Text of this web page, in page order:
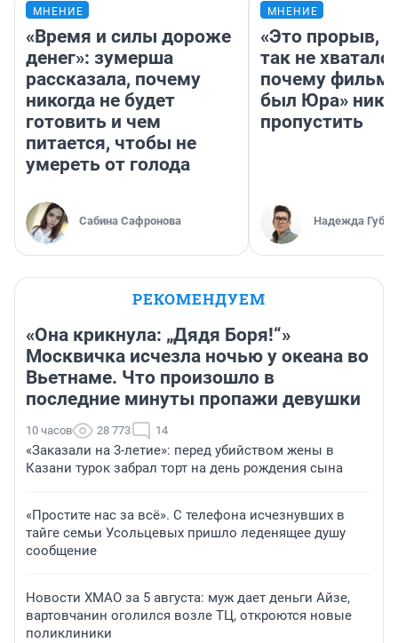
МНЕНИЕ
«Время и силы дороже
денег»: зумерша
рассказала, почему
никогда не будет
готовить и чем
питается, чтобы не
умереть от голода
Сабина Сафронова
МНЕНИЕ
«Это прорыв,
так не
почему фильм
был Юра»
пропустить
Надежда
РЕКОМЕНДУЕМ
«Она крикнула: „Дядя Боря!“»
Москвичка исчезла ночью у океана во
Вьетнаме. Что произошло в
последние минуты пропажи девушки
10 часов 28 773 14
«Заказали на 3-летие»: перед убийством жены в
Казани турок забрал торт на день рождения сына
«Простите нас за всё». С телефона исчезнувших в
тайге семьи Усольцевых пришло леденящее душу
сообщение
Новости ХМАО за 5 августа: муж дает деньги Айзе,
вартовчанин оголился возле ТЦ, откроются новые
поликлиники